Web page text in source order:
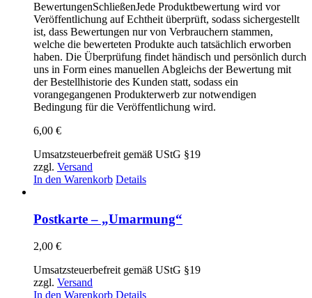
BewertungenSchließenJede Produktbewertung wird vor
Veröffentlichung auf Echtheit überprüft, sodass sichergestellt
ist, dass Bewertungen nur von Verbrauchern stammen,
welche die bewerteten Produkte auch tatsächlich erworben
haben. Die Überprüfung findet händisch und persönlich durch
uns in Form eines manuellen Abgleichs der Bewertung mit
der Bestellhistorie des Kunden statt, sodass ein
vorangegangenen Produkterwerb zur notwendigen
Bedingung für die Veröffentlichung wird.
6,00 €
Umsatzsteuerbefreit gemäß UStG §19
zzgl. Versand
In den Warenkorb Details
Postkarte – „Umarmung“
2,00 €
Umsatzsteuerbefreit gemäß UStG §19
zzgl. Versand
In den Warenkorb Details